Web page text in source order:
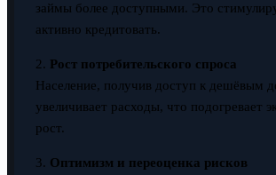
займы более доступными. Это
активно кредитовать.
2. Рост потребительского спроса
Население, получив доступ к дешёвым
увеличивает расходы, что подогревает
рост.
3. Оптимизм и переоценка рисков